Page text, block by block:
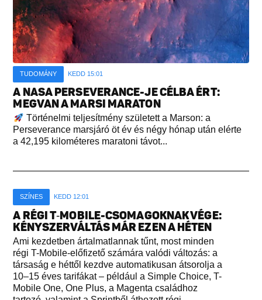
TUDOMÁNY KEDD 15:01
A NASA PERSEVERANCE-JE CÉLBA ÉRT:
MEGVAN A MARSI MARATON
Történelmi teljesítmény született a Marson: a
Perseverance marsjáró öt év és négy hónap után elérte
a 42,195 kilométeres maratoni távot...
SZÍNES KEDD 12:01
A RÉGI T‑MOBILE-CSOMAGOKNAK VÉGE:
KÉNYSZERVÁLTÁS MÁR EZEN A HÉTEN
Ami kezdetben ártalmatlannak tűnt, most minden
régi T-Mobile-előfizető számára valódi változás: a
társaság e héttől kezdve automatikusan átsorolja a
10–15 éves tarifákat – például a Simple Choice, T-
Mobile One, One Plus, a Magenta családhoz